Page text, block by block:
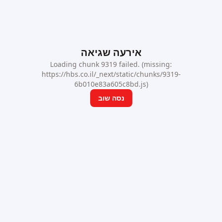
אירעה שגיאה
Loading chunk 9319 failed. (missing:
https://hbs.co.il/_next/static/chunks/9319-
6b010e83a605c8bd.js)